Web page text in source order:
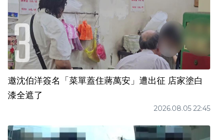
邀沈伯洋簽名「菜單蓋住蔣萬安」遭出征 店家塗白
漆全遮了
2026.08.05 22:45